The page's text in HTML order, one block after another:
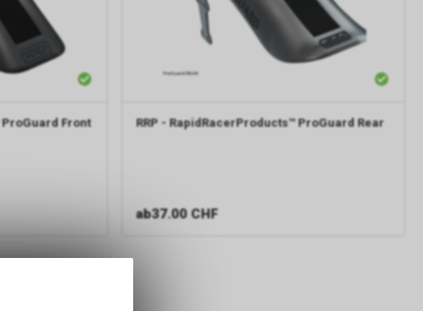
ProGuard Front RRP - RapidRacerProducts™ ProGuard Rear
ab37.00 CHF